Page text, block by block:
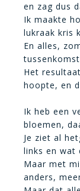
en zag dus
Ik maakte
lukraak kris
En alles,
Het
hoopte, en
Ik heb een
bloemen,
Je ziet al
links en wat
Maar met
anders,